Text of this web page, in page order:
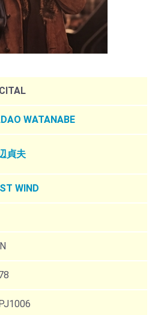
WATANABE
貞夫
WIND